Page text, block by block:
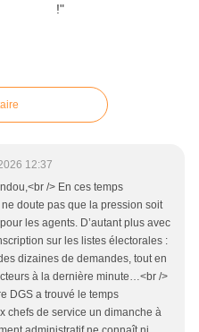
12:37
/> En ces temps
doute pas que la pression soit
les agents. D’autant plus avec
sur les listes électorales :
dizaines de demandes, tout en
à la dernière minute…<br />
DGS a trouvé le temps
chefs de service un dimanche à